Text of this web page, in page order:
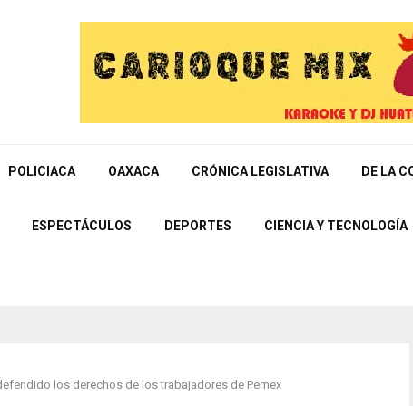
POLICIACA OAXACA CRÓNICA LEGISLATIVA DE LA
ESPECTÁCULOS DEPORTES CIENCIA Y TECNOLOGÍA
los derechos de los trabajadores de Pemex